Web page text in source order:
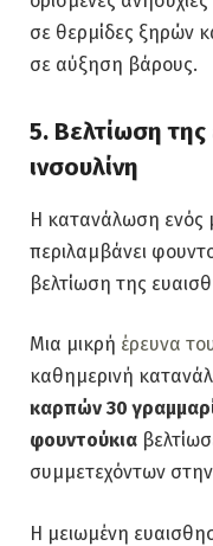
σε θερμίδες ξηρών
σε αύξηση βάρους.
5. Βελτίωση
ινσουλίνη
Η κατανάλωση ενός
περιλαμβάνει
βελτίωση της
Μια μικρή έρευνα
καθημερινή
καρπών 30
φουντούκια
συμμετεχόντων στην
Η μειωμένη